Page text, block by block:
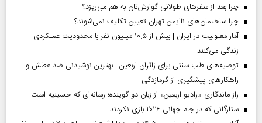
چرا بعد از سفرهای طولانی گوارش‌تان به هم می‌ریزد؟
چرا ساختمان‌های ناایمن تهران تعیین تکلیف نمی‌شوند؟
آمار معلولیت در ایران | بیش از ۱۰.۵ میلیون نفر با محدودیت عملکردی
زندگی می‌کنند
توصیه‌های طب سنتی برای زائران اربعین | بهترین نوشیدنی ضد عطش و
راهکارهای پیشگیری از گرمازدگی
راز ماندگاری «رادیو اربعین» از زبان دو گوینده؛ رسانه‌ای که حسینیه است
ستارگانی که در جام جهانی ۲۰۲۶ بازی نکردند